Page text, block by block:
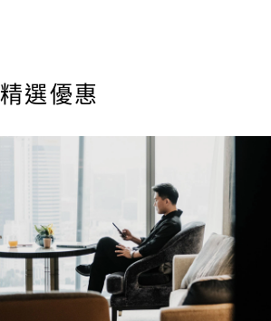
精選優惠